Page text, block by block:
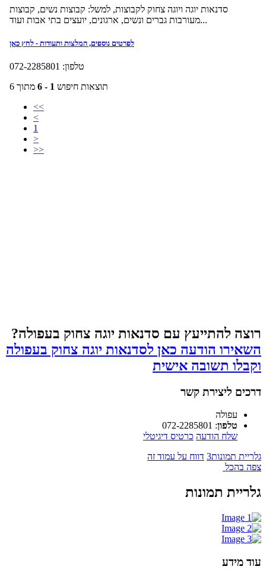
רוצה להתייעץ עם סדנאות יוגה צחוק בעפולה?
השאירו הודעה כאן לסדנאות יוגה צחוק בעפולה
וקבלו תשובה אישית
דרכים ליצירת קשר
עפולה
טלפון:
072-2285801
שלח הודעה כרטיס דיגיטלי
גלריית תמונות3 דווח על עמוד זה
צפה בהכל
גלריית תמונות
עוד מידע